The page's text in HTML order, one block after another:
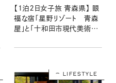
【1泊2日女子旅 青森県】 眼
福な宿「星野リゾート 青森
屋」と「十和田市現代美術
LIFESTYLE